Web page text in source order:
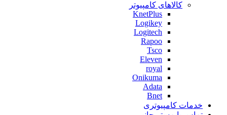
کالاهای کامپیوتر
KnetPlus
Logikey
Logitech
Rapoo
Tsco
Eleven
royal
Onikuma
Adata
Bnet
خدمات کامپیوتری